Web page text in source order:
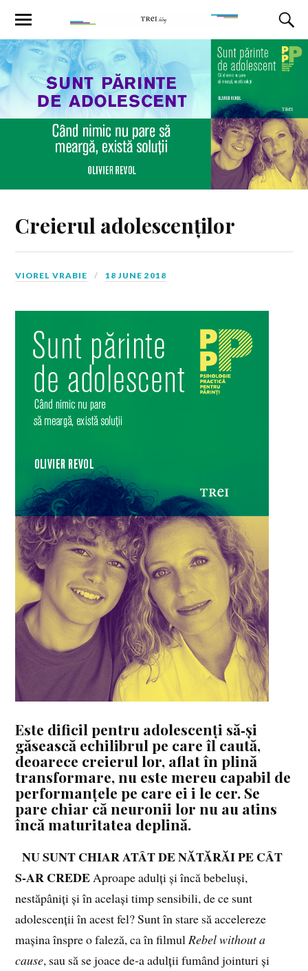
Creierul adolescenților
VIOREL VRABIE 18 JUNE 2018
Este dificil pentru adolescenți să‑și
găsească echilibrul pe care îl caută,
deoarece creierul lor, aflat în plină
transformare, nu este mereu capabil de
performanțele pe care ei i le cer. Se
pare chiar că neuronii lor nu au atins
încă maturitatea deplină.
NU SUNT CHIAR ATÂT DE NĂTĂRĂI PE CÂT
S‑AR CREDEAproape adulți și încă bebeluși,
nestăpâniți și în același timp sensibili, de ce sunt
adolescenții în acest fel? Sunt în stare să accelereze
mașina înspre o faleză, ca în filmulRebel without a
cause, sau să se joace de‑a adulții fumând jointuri și